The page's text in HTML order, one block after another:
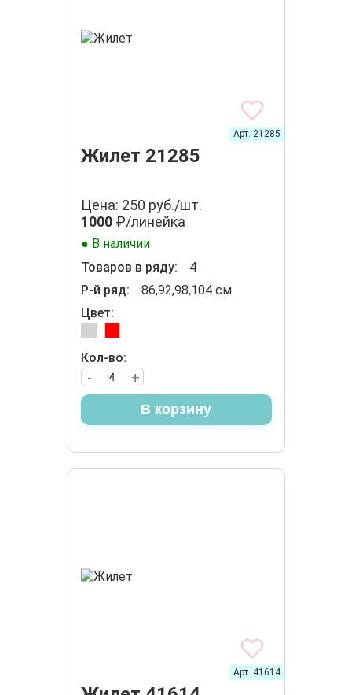
Жилет 21285
Арт. 21285
Цена: 250 руб./шт.
1000₽/линейка
● В наличии
Товаров в ряду:
4
Р-й ряд:
86,92,98,104 см
Цвет:
Кол-во:
+
-
В корзину
Арт. 41614